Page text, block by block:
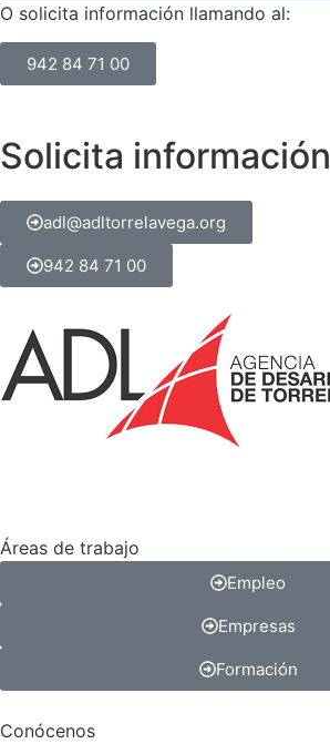
O solicita información llamando al:
942 84 71 00
Solicita información
adl@adltorrelavega.org
942 84 71 00
Áreas de trabajo
Empleo
Empresas
Formación
Conócenos